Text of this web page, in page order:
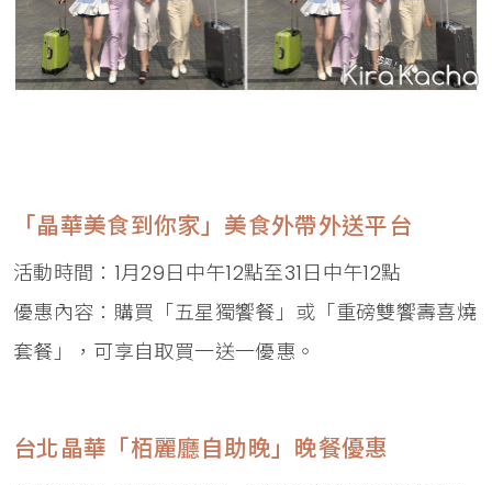
「晶華美食到你家」美食外帶外送平台
活動時間：1月29日中午12點至31日中午12點
優惠內容：購買「五星獨饗餐」或「重磅雙饗壽喜燒
套餐」，可享自取買一送一優惠。
台北晶華「栢麗廳自助晚」晚餐優惠